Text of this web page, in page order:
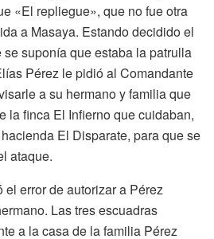
«El repliegue», que no fue otra
a Masaya. Estando decidido el
suponía que estaba la patrulla
Pérez le pidió al Comandante
a su hermano y familia que
la finca El Infierno que cuidaban,
El Disparate, para que se
ataque.
error de autorizar a Pérez
Las tres escuadras
a la casa de la familia Pérez